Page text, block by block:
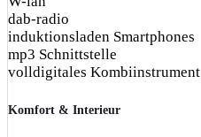
dab-radio
induktionsladen Smartphones
mp3 Schnittstelle
volldigitales Kombiinstrument
Komfort & Interieur